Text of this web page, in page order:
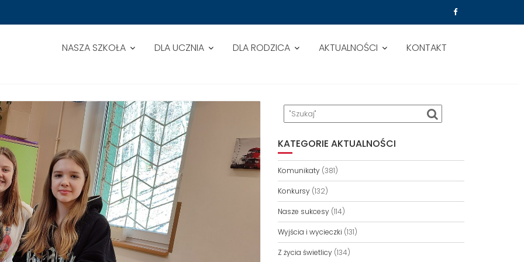
NASZA SZKOŁA DLA UCZNIA DLA RODZICA AKTUALNOŚCI KONTAKT
KATEGORIE AKTUALNOŚCI
Komunikaty(381)
Konkursy(132)
Nasze sukcesy(114)
Wyjścia i wycieczki (131)
Z życia świetlicy(134)